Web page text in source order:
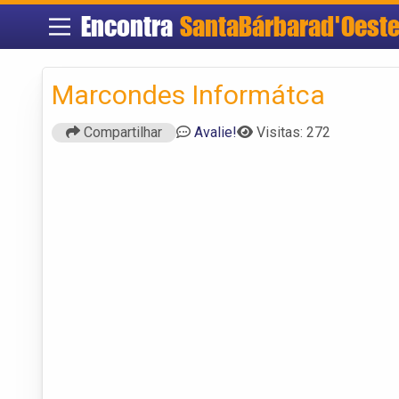
Encontra SantaBárbarad'Oeste
Marcondes Informátca
Compartilhar Avalie! Visitas: 272